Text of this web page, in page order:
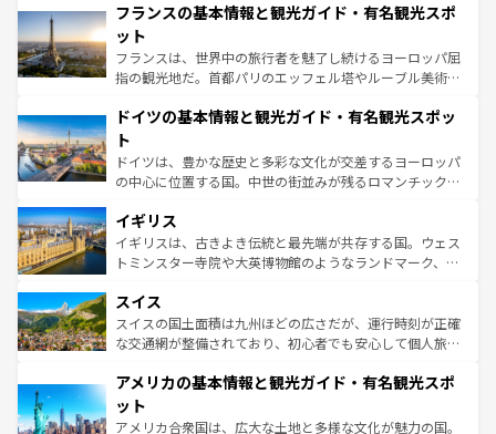
ませてくれるイタリアで、忘れられない旅をしてみよう！
なお、新着のイタリア情報は
しい。
文化が根付くこの国では、情熱的なフラメンコ、熱気あふ
れる闘牛、そして美味しいタパスが生活の一部となってい
る。首都マドリードの洗練された雰囲気や、バルセロナの
アートに溢れた街角から、地方では古代ローマ遺跡や中世
せる。地方によって風土や気候が異なるスペインはその個
ンテンツ一覧 を参照してほしい。
フランスの基本情報と観光ガイド・有名観光スポ
ット
フランスは、世界中の旅行者を魅了し続けるヨーロッパ屈
指の観光地だ。首都パリのエッフェル塔やルーブル美術館
で、幅広い魅力が詰まっている。華麗な宮殿、歴史的な大
聖堂、美しいビーチ、そして豊かな自然が、訪れる者を心
から魅了する。また、フランスは美食の国としても知ら
れ、フランス料理はユネスコ無形文化遺産にも登録されて
香り高いラベンダー畑など、多彩な楽しみ方が可能だ。さ
らに、パリ以外の地域にも魅力が溢れており、どの街角に
も豊かな歴史と文化が息づいている。パリ以外の個性あふ
を参照してほしい。
ドイツの基本情報と観光ガイド・有名観光スポッ
ト
ドイツは、豊かな歴史と多彩な文化が交差するヨーロッパ
の中心に位置する国。中世の街並みが残るロマンチック街
顔を持つこの国は、どこを歩いても飽きることがない。ベ
ルリンの文化的活気、バイエルン州のアルプスの絶景、そ
してライン川沿いのワイン畑といった風景は必見。ビール
は、お酒好きな人にはぜひ体験してほしい。 なお、新着の
ドイツ情報はコンテンツ一覧を参照してほしい。
イギリス
イギリスは、古きよき伝統と最先端が共存する国。ウェス
トミンスター寺院や大英博物館のようなランドマーク、歴
リアごとに異なる魅力がある。また、優雅なアフタヌーン
ティー、ビール好きにはたまらない英国パブ、サッカー観
戦など、本場だからこそできる体験も豊富。イギリスを旅
ンツ一覧を参照してほしい。
スイス
スイスの国土面積は九州ほどの広さだが、運行時刻が正確
な交通網が整備されており、初心者でも安心して個人旅行
の建物がそのまま残る町や、スイスならではのユニークな
博物館もあり、アルプス観光だけでなく町歩きも満喫する
ことができる。国民の所得が高いため物価も高いが、旅行
アメリカの基本情報と観光ガイド・有名観光スポ
ット
アメリカ合衆国は、広大な土地と多様な文化が魅力の国。